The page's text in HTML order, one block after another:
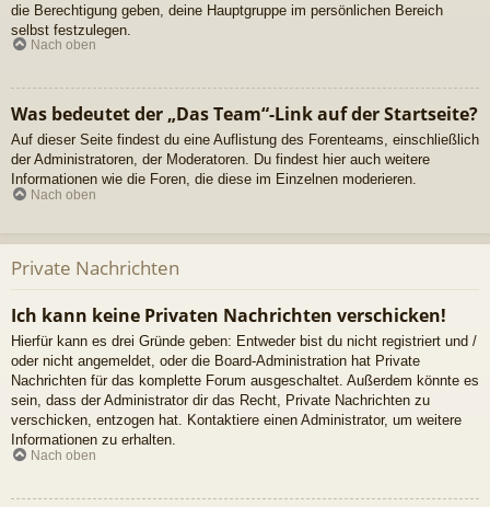
die Berechtigung geben, deine Hauptgruppe im persönlichen Bereich
selbst festzulegen.
Nach oben
Was bedeutet der „Das Team“-Link auf der Startseite?
Auf dieser Seite findest du eine Auflistung des Forenteams, einschließlich
der Administratoren, der Moderatoren. Du findest hier auch weitere
Informationen wie die Foren, die diese im Einzelnen moderieren.
Nach oben
Private Nachrichten
Ich kann keine Privaten Nachrichten verschicken!
Hierfür kann es drei Gründe geben: Entweder bist du nicht registriert und /
oder nicht angemeldet, oder die Board-Administration hat Private
Nachrichten für das komplette Forum ausgeschaltet. Außerdem könnte es
sein, dass der Administrator dir das Recht, Private Nachrichten zu
verschicken, entzogen hat. Kontaktiere einen Administrator, um weitere
Informationen zu erhalten.
Nach oben